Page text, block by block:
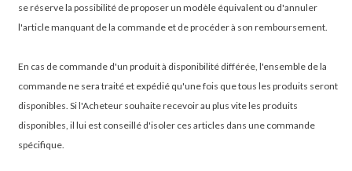
se réserve la possibilité de proposer un modèle équivalent ou d'annuler
l'article manquant de la commande et de procéder à son remboursement.
En cas de commande d'un produit à disponibilité différée, l'ensemble de la
commande ne sera traité et expédié qu'une fois que tous les produits seront
disponibles. Si l'Acheteur souhaite recevoir au plus vite les produits
disponibles, il lui est conseillé d'isoler ces articles dans une commande
spécifique.